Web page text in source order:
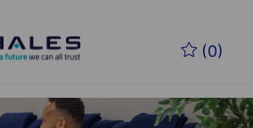
(0)